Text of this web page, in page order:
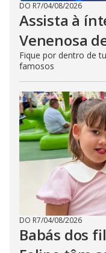
DO R7/04/08/2026
Assista à
Venenosa
Fique por dentro de
famosos
DO R7/04/08/2026
Babás dos